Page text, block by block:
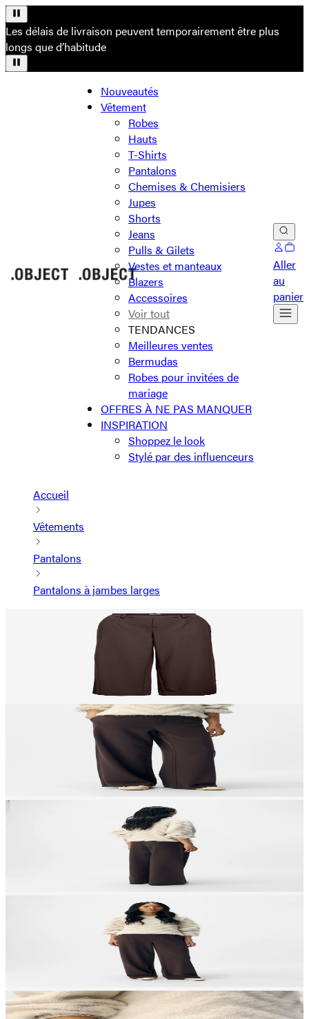
Les délais de livraison peuvent temporairement être plus
longs que d’habitude
Nouveautés
Vêtement
Robes
Hauts
T-Shirts
Pantalons
Chemises & Chemisiers
Jupes
Shorts
Jeans
Pulls & Gilets
Vestes et manteaux
Blazers
Accessoires
Voir tout
TENDANCES
Meilleures ventes
Bermudas
Robes pour invitées de
mariage
OFFRES À NE PAS MANQUER
INSPIRATION
Shoppez le look
Stylé par des influenceurs
Aller
au
panier
Accueil
Vêtements
Pantalons
Pantalons à jambes larges